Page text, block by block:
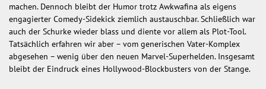
machen. Dennoch bleibt der Humor trotz Awkwafina als eigens
engagierter Comedy-Sidekick ziemlich austauschbar. Schließlich war
auch der Schurke wieder blass und diente vor allem als Plot-Tool.
Tatsächlich erfahren wir aber – vom generischen Vater-Komplex
abgesehen – wenig über den neuen Marvel-Superhelden. Insgesamt
bleibt der Eindruck eines Hollywood-Blockbusters von der Stange.